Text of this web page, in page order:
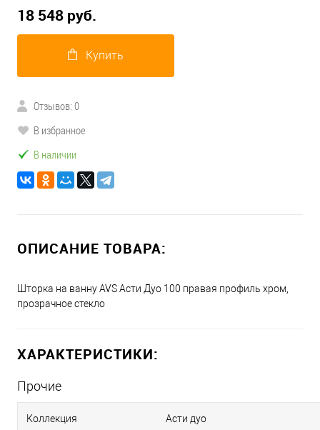
18 548 руб.
Купить
Отзывов: 0
В избранное
В наличии
ОПИСАНИЕ ТОВАРА:
Шторка на ванну AVS Асти Дуо 100 правая профиль хром,
прозрачное стекло
ХАРАКТЕРИСТИКИ:
Прочие
Коллекция Асти дуо